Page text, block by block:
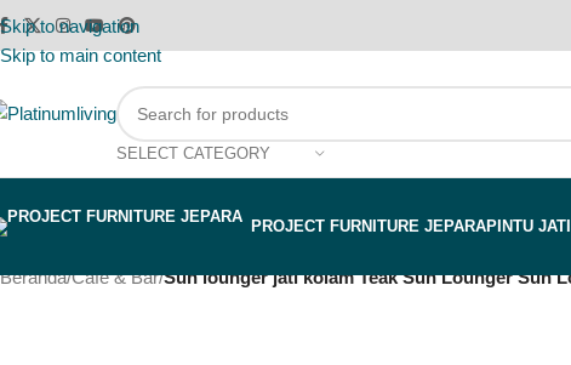
Skip to navigation
Skip to main content
SELECT CATEGORY
PROJECT FURNITURE JEPARAPINTU JATI
Beranda/Cafe & Bar/Sun lounger jati kolam Teak Sun Lounger Sun